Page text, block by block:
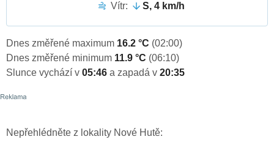
Vítr:
S, 4 km/h
Dnes změřené maximum 16.2 °C (02:00)
Dnes změřené minimum 11.9 °C (06:10)
Slunce vychází v 05:46 a zapadá v 20:35
Nepřehlédněte z lokality Nové Hutě: